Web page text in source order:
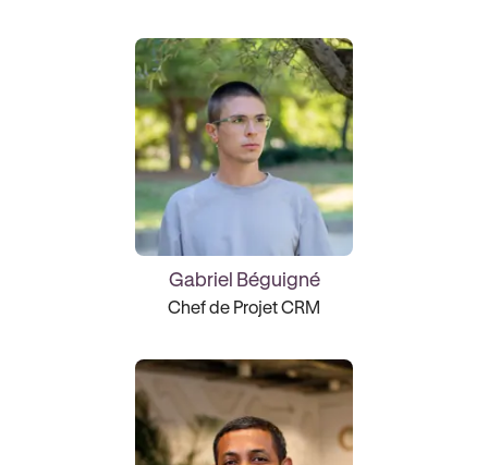
Gabriel Béguigné
Chef de Projet CRM